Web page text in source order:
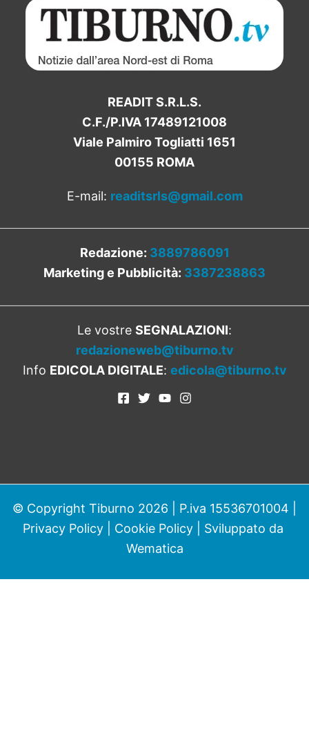
READIT S.R.L.S.
C.F./P.IVA 17489121008
Viale Palmiro Togliatti 1651
00155 ROMA
E-mail: readitsrls@gmail.com
Redazione: 3889786091
Marketing e Pubblicità: 3387238863
Le vostre SEGNALAZIONI:
redazioneweb@tiburno.tv
Info EDICOLA DIGITALE: edicola@tiburno.tv
© Copyright Tiburno 2026 | P.iva 15536701004 |
Privacy Policy| Cookie Policy| Sviluppato da
Wematica